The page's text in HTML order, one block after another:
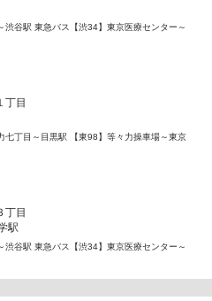
渋谷駅 東急バス【渋34】東京医療センター～
丁目
七丁目～目黒駅 【東98】等々力操車場～東京
丁目
駅
渋谷駅 東急バス【渋34】東京医療センター～